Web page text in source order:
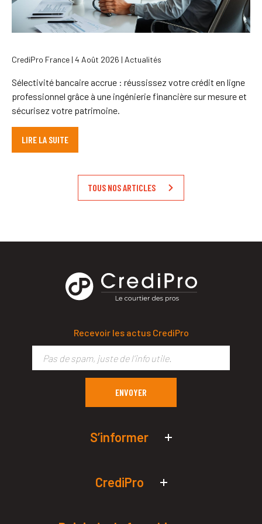
CrediPro France | 4 Août 2026 | Actualités
Sélectivité bancaire accrue : réussissez votre crédit en ligne
professionnel grâce à une ingénierie financière sur mesure et
sécurisez votre patrimoine.
LIRE LA SUITE
TOUS NOS ARTICLES
Recevoir les actus CrediPro
S’informer
Simulateurs de prêt pro
CrediPro